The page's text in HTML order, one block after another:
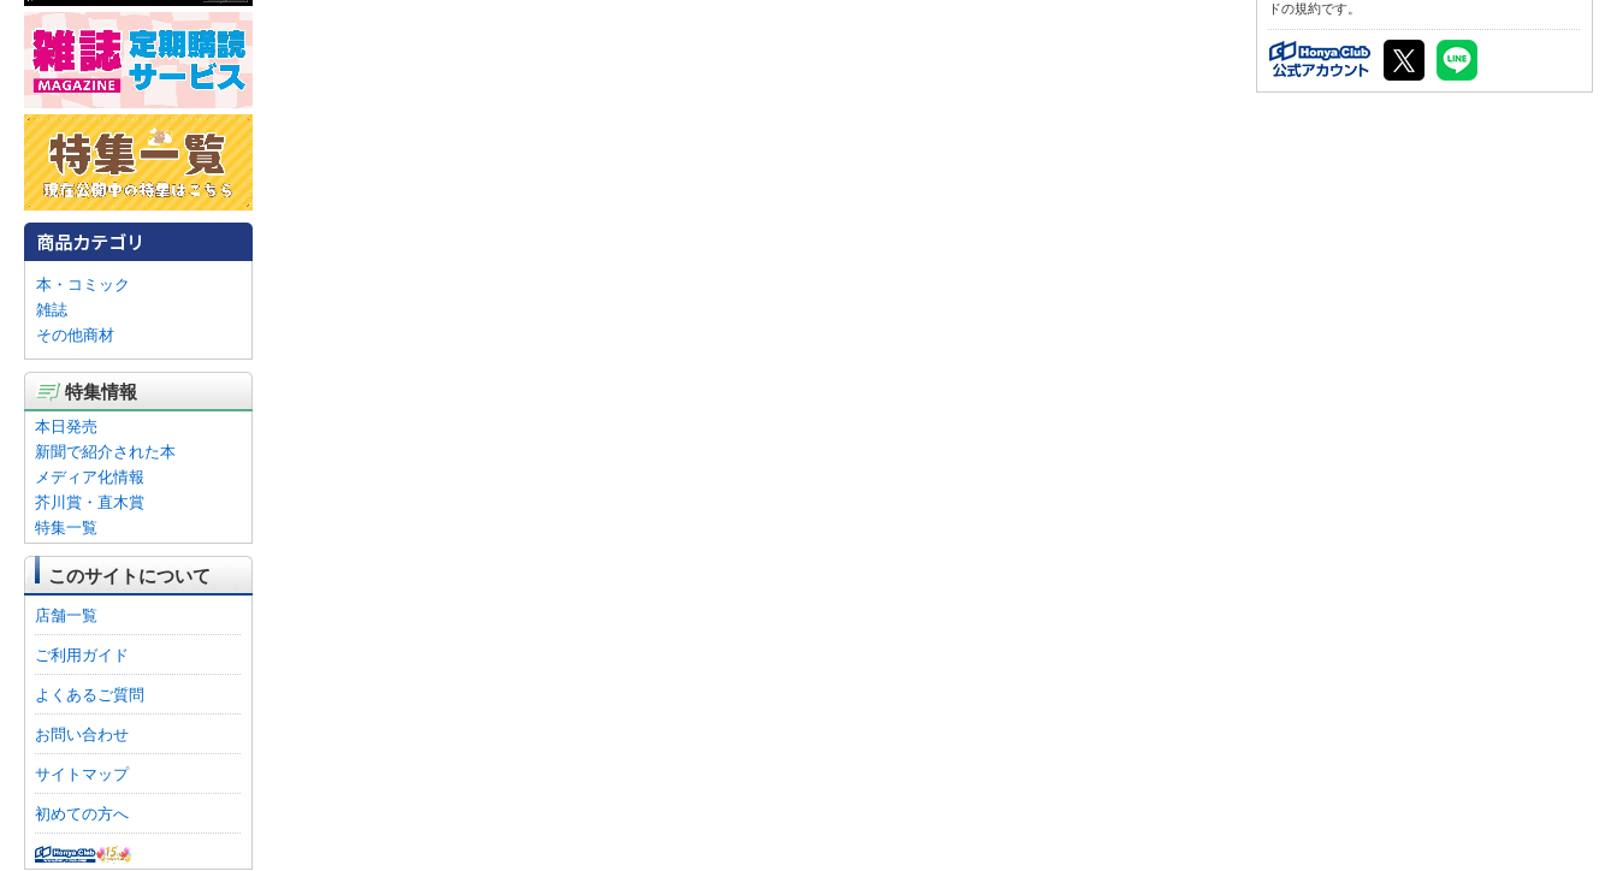
本・コミック
雑誌
その他商材
特集情報
本日発売
新聞で紹介された本
メディア化情報
芥川賞・直木賞
特集一覧
このサイトについて
店舗一覧
ご利用ガイド
よくあるご質問
お問い合わせ
サイトマップ
初めての方へ
ドの規約です。